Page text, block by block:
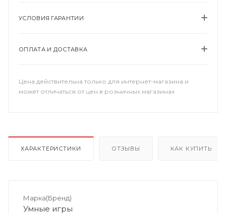
УСЛОВИЯ ГАРАНТИИ
ОПЛАТА И ДОСТАВКА
Цена действительна только для интернет-магазина и
может отличаться от цен в розничных магазинах
ХАРАКТЕРИСТИКИ ОТЗЫВЫ КАК КУПИТЬ
Марка(Бренд)
Умные игры